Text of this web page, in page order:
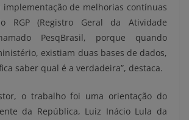
implementação de melhorias contínuas
RGP (Registro Geral da Atividade
PesqBrasil, porque quando
existiam duas bases de dados,
saber qual é a verdadeira”, destaca.
o trabalho foi uma orientação do
da República, Luiz Inácio Lula da